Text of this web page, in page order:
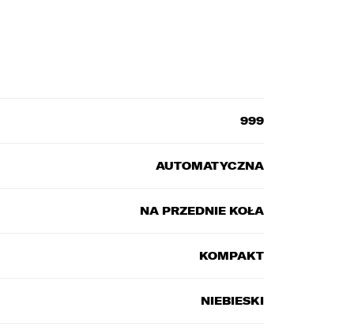
999
AUTOMATYCZNA
NA PRZEDNIE KOŁA
KOMPAKT
NIEBIESKI